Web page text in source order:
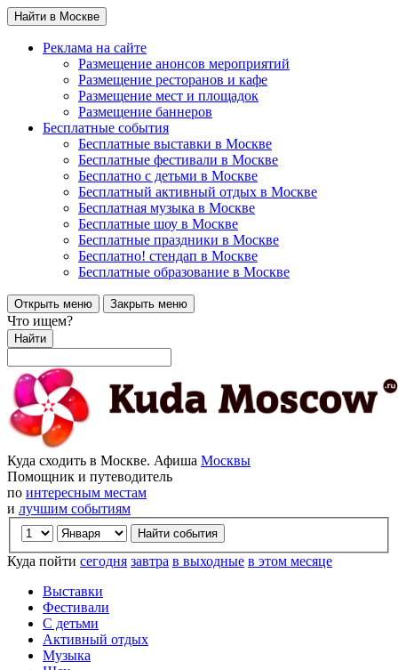
Найти в Москве
Реклама на сайте
Размещение анонсов мероприятий
Размещение ресторанов и кафе
Размещение мест и площадок
Размещение баннеров
Бесплатные события
Бесплатные выставки в Москве
Бесплатные фестивали в Москве
Бесплатно с детьми в Москве
Бесплатный активный отдых в Москве
Бесплатная музыка в Москве
Бесплатные шоу в Москве
Бесплатные праздники в Москве
Бесплатно! стендап в Москве
Бесплатные образование в Москве
Открыть меню Закрыть меню
Что ищем?
Найти
Куда сходить в Москве. Афиша Москвы
Помощник и путеводитель
по интересным местам
и лучшим событиям
Куда пойти сегодня завтра в выходные в этом месяце
Выставки
Фестивали
С детьми
Активный отдых
Музыка